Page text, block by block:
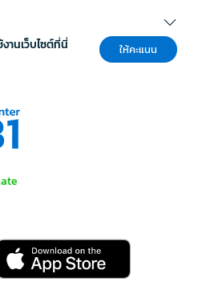
เปลี่ยนและเลือกใช้เฉพาะส่วนที่
คล่องตัวและความสะดวกสบายในการ
รการป้องกันแบบเต็มรูปแบบ หรืองานที่
มาะสมกับงาน
ค่เรื่องของราคา แต่ต้องคำนึงถึง
ปลอดภัยเป็นหลัก นี่คือเคล็ดลับในการ
ทำงาน - ระบุว่างานของคุณมีอันตราย
ะออง หรือเชื้อโรค เพื่อเลือกชุดที่ตรงกับ
บรอง - เลือก PPE suit ที่ผ่านการ
น EN, ANSI, หรือมาตรฐานไทย เพื่อ
าวัสดุที่ใช้ผลิต เช่น Tyvek, SMS, หรือ
านเว็บไซต์ที่นี่ ให้คะแนน